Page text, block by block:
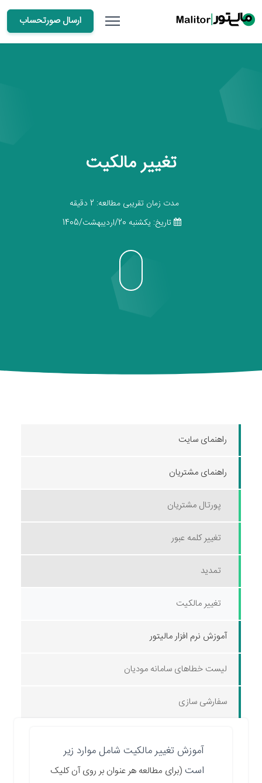
ارسال صورتحساب
تغییر مالکیت
مدت زمان تقریبی مطالعه: 2 دقیقه
تاریخ: يكشنبه 20/اردیبهشت/1405
راهنمای سایت
راهنمای مشتریان
پورتال مشتریان
تغییر کلمه عبور
تمدید
تغییر مالکیت
آموزش نرم افزار مالیتور
لیست خطاهای سامانه مودیان
سفارشی سازی
آموزش تغییر مالکیت شامل موارد زیر
است (برای مطالعه هر عنوان بر روی آن کلیک